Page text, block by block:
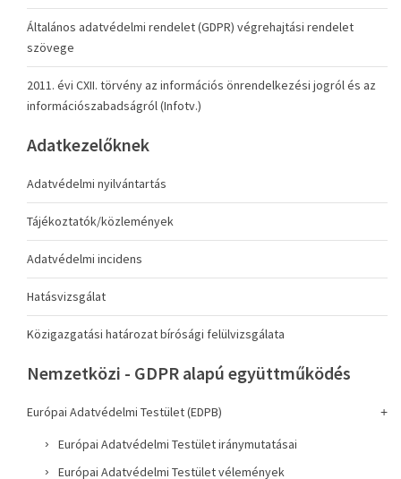
Általános adatvédelmi rendelet (GDPR) végrehajtási rendelet
szövege
2011. évi CXII. törvény az információs önrendelkezési jogról és az
információszabadságról (Infotv.)
Adatkezelőknek
Adatvédelmi nyilvántartás
Tájékoztatók/közlemények
Adatvédelmi incidens
Hatásvizsgálat
Közigazgatási határozat bírósági felülvizsgálata
Nemzetközi - GDPR alapú együttműködés
Európai Adatvédelmi Testület (EDPB)
Európai Adatvédelmi Testület iránymutatásai
Európai Adatvédelmi Testület vélemények